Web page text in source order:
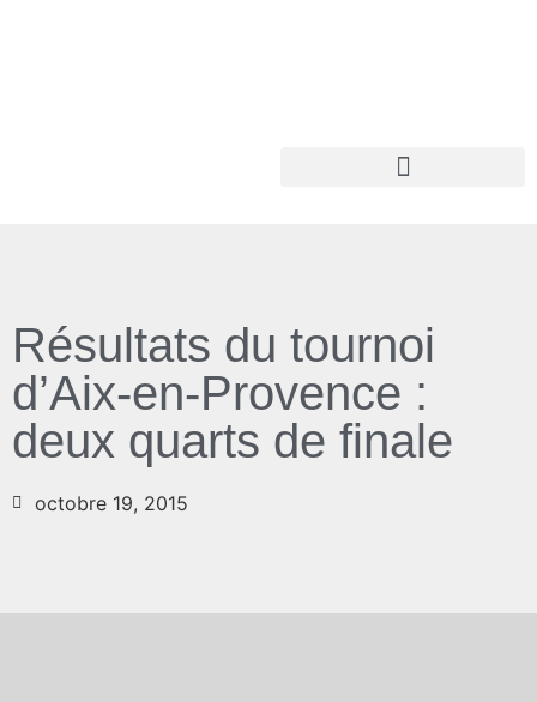
Résultats du tournoi
d’Aix-en-Provence :
deux quarts de finale
octobre 19, 2015